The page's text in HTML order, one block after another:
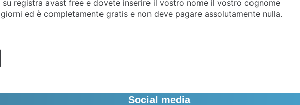
registra avast free e dovete inserire il vostro nome il vostro cognome
ed è completamente gratis e non deve pagare assolutamente nulla.
Social media